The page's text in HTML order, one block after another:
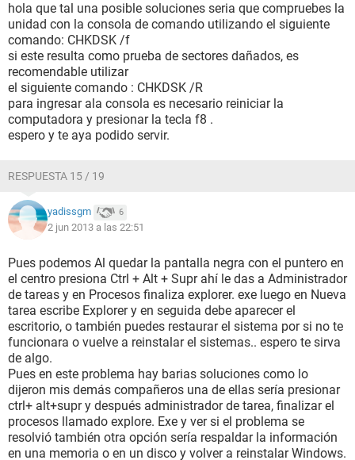
hola que tal una posible soluciones seria que compruebes la
unidad con la consola de comando utilizando el siguiente
comando: CHKDSK /f
si este resulta como prueba de sectores dañados, es
recomendable utilizar
el siguiente comando : CHKDSK /R
para ingresar ala consola es necesario reiniciar la
computadora y presionar la tecla f8 .
espero y te aya podido servir.
RESPUESTA 15 / 19
yadissgm 6
2 jun 2013 a las 22:51
Pues podemos Al quedar la pantalla negra con el puntero en
el centro presiona Ctrl + Alt + Supr ahí le das a Administrador
de tareas y en Procesos finaliza explorer. exe luego en Nueva
tarea escribe Explorer y en seguida debe aparecer el
escritorio, o también puedes restaurar el sistema por si no te
funcionara o vuelve a reinstalar el sistemas.. espero te sirva
de algo.
Pues en este problema hay barias soluciones como lo
dijeron mis demás compañeros una de ellas sería presionar
ctrl+ alt+supr y después administrador de tarea, finalizar el
procesos llamado explore. Exe y ver si el problema se
resolvió también otra opción sería respaldar la información
en una memoria o en un disco y volver a reinstalar Windows.